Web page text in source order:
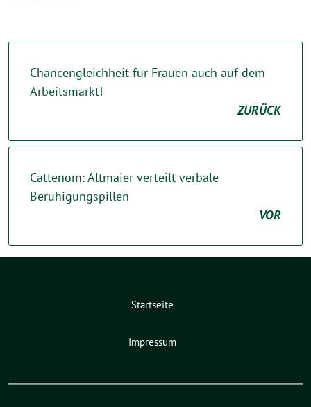
Chancengleichheit für Frauen auch auf dem
Arbeitsmarkt!
ZURÜCK
Cattenom: Altmaier verteilt verbale
Beruhigungspillen
VOR
Startseite
Impressum